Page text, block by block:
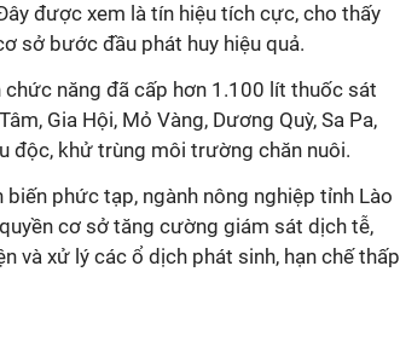
được xem là tín hiệu tích cực, cho thấy
sở bước đầu phát huy hiệu quả.
năng đã cấp hơn 1.100 lít thuốc sát
Gia Hội, Mỏ Vàng, Dương Quỳ, Sa Pa,
độc, khử trùng môi trường chăn nuôi.
phức tạp, ngành nông nghiệp tỉnh Lào
cơ sở tăng cường giám sát dịch tễ,
và xử lý các ổ dịch phát sinh, hạn chế thấp